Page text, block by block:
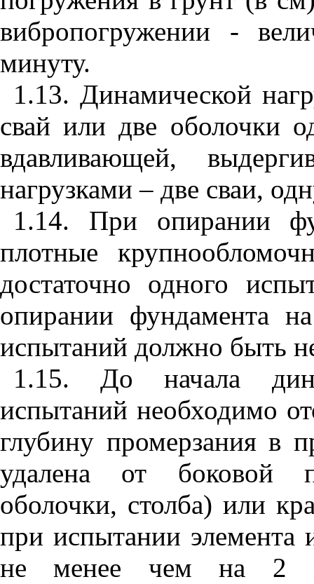
вибропогружении -
минуту.
1.13. Динамической
свай или две оболочки
вдавливающей,
нагрузками – две сваи,
1.14. При опирании
плотные
достаточно одного
опирании фундамента
испытаний должно быть
1.15. До начала
испытаний необходимо
глубину промерзания в
удалена от боковой
оболочки, столба) или
при испытании элемента
не менее чем на 2 м